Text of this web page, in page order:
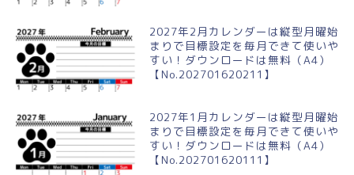
2027年2月カレンダーは縦型月曜始
まりで目標設定を毎月できて使いや
すい！ダウンロードは無料（A4）
【No.202701620211】
2027年1月カレンダーは縦型月曜始
まりで目標設定を毎月できて使いや
すい！ダウンロードは無料（A4）
【No.202701620111】